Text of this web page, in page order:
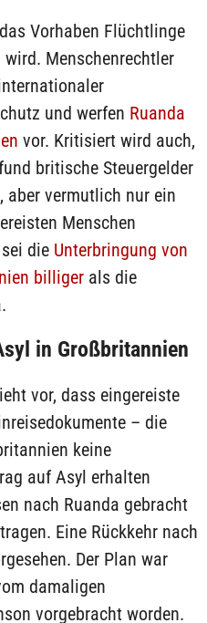
Vorhaben Flüchtlinge
Menschenrechtler
und werfen Ruanda
vor. Kritisiert wird auch,
britische Steuergelder
aber vermutlich nur ein
Menschen
die Unterbringung von
billigerals die
in Großbritannien
vor, dass eingereiste
– die
keine
auf Asyl erhalten
nach Ruanda gebracht
Eine Rückkehr nach
Der Plan war
damaligen
vorgebracht worden.